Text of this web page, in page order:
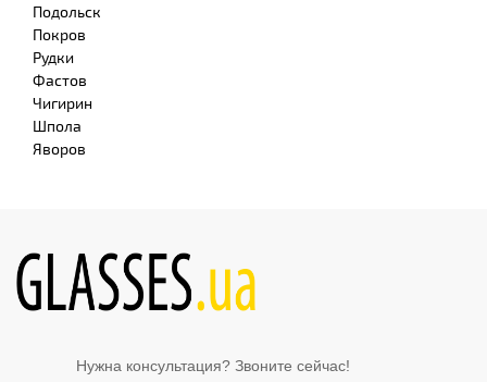
Подольск
Покров
Рудки
Фастов
Чигирин
Шпола
Яворов
Нужна консультация? Звоните сейчас!